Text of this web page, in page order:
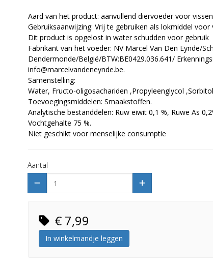
Aard van het product: aanvullend diervoeder voor vissen
Gebruiksaanwijzing: Vrij te gebruiken als lokmiddel voor
Dit product is opgelost in water schudden voor gebruik
Fabrikant van het voeder: NV Marcel Van Den Eynde/
Dendermonde/België/BTW:BE0429.036.641/
info@marcelvandeneynde.be.
Samenstelling:
Water, Fructo-oligosachariden ,Propyleenglycol
Toevoegingsmiddelen: Smaakstoffen.
Analytische bestanddelen: Ruw eiwit 0,1 %, Ruwe As
Vochtgehalte 75 %.
Niet geschikt voor menselijke consumptie
Aantal
€ 7,99
In winkelmandje leggen